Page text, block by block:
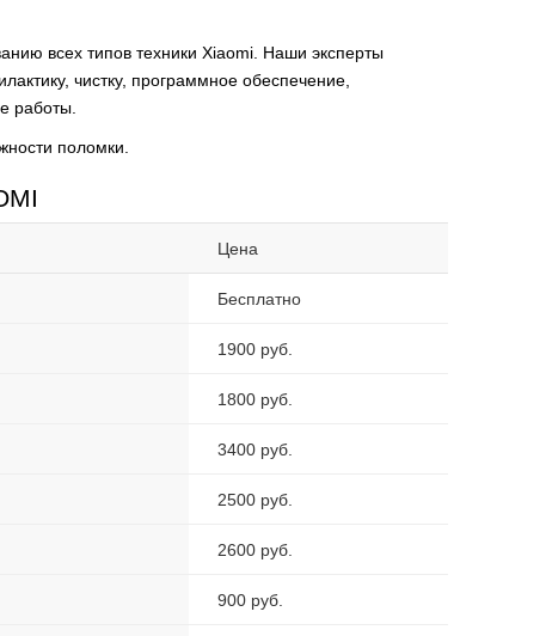
всех типов техники Xiaomi. Наши эксперты
чистку, программное обеспечение,
работы.
поломки.
Цена
Бесплатно
1900 руб.
1800 руб.
3400 руб.
2500 руб.
2600 руб.
900 руб.